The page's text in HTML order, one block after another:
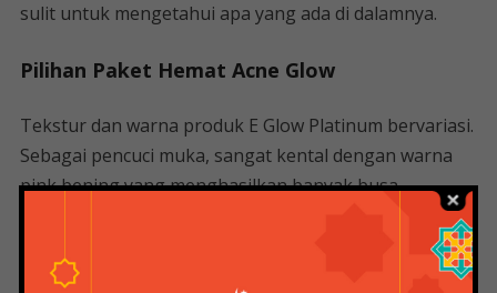
sulit untuk mengetahui apa yang ada di dalamnya.
Pilihan Paket Hemat Acne Glow
Tekstur dan warna produk E Glow Platinum bervariasi.
Sebagai pencuci muka, sangat kental dengan warna
pink bening yang menghasilkan banyak busa.
Sedangkan tonernya teksturnya cair dan warnanya